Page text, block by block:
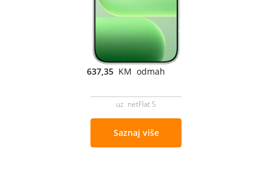
637,35 KM odmah
uz netFlat 5
Saznaj više